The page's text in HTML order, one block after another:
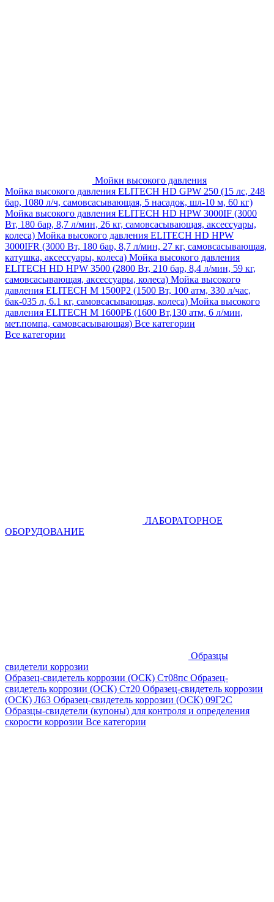
Мойки высокого давления
Мойка высокого давления ELITECH HD GPW 250 (15 лс, 248
бар, 1080 л/ч, самовсасывающая, 5 насадок, шл-10 м, 60 кг)
Мойка высокого давления ELITECH HD HPW 3000IF (3000
Вт, 180 бар, 8,7 л/мин, 26 кг, самовсасывающая, аксессуары,
колеса) Мойка высокого давления ELITECH HD HPW
3000IFR (3000 Вт, 180 бар, 8,7 л/мин, 27 кг, самовсасывающая,
катушка, аксессуары, колеса) Мойка высокого давления
ELITECH HD HPW 3500 (2800 Вт, 210 бар, 8,4 л/мин, 59 кг,
самовсасывающая, аксессуары, колеса) Мойка высокого
давления ELITECH M 1500P2 (1500 Вт, 100 атм, 330 л/час,
бак-035 л, 6.1 кг, самовсасывающая, колеса) Мойка высокого
давления ELITECH М 1600РБ (1600 Вт,130 атм, 6 л/мин,
мет.помпа, самовсасывающая) Все категории
Все категории
ЛАБОРАТОРНОЕ
ОБОРУДОВАНИЕ
Образцы
свидетели коррозии
Образец-свидетель коррозии (ОСК) Ст08пс Образец-
свидетель коррозии (ОСК) Ст20 Образец-свидетель коррозии
(ОСК) Л63 Образец-свидетель коррозии (ОСК) 09Г2С
Образцы-свидетели (купоны) для контроля и определения
скорости коррозии Все категории